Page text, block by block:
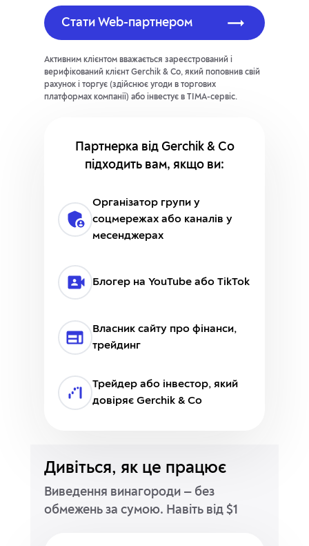
Стати Web-партнером
Активним клієнтом вважається зареєстрований і
верифікований клієнт Gerchik & Co, який поповнив свій
рахунок і торгує (здійснює угоди в торгових
платформах компанії) або інвестує в TIMA-сервіс.
Партнерка від Gerchik & Co
підходить вам, якщо ви:
Організатор групи у
соцмережах або каналів у
месенджерах
Блогер на YouTube або TikTok
Власник сайту про фінанси,
трейдинг
Трейдер або інвестор, який
довіряє Gerchik & Co
Дивіться, як це працює
Виведення винагороди — без
обмежень за сумою. Навіть від $1